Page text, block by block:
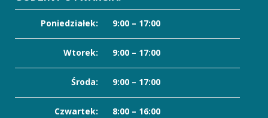
Poniedziałek: 9:00 – 17:00
Wtorek: 9:00 – 17:00
Środa: 9:00 – 17:00
Czwartek: 8:00 – 16:00